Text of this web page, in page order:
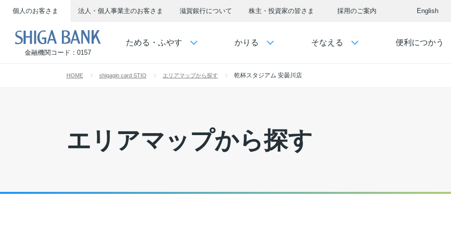
個人のお客さま 法人・個人事業主のお客さま 滋賀銀行について 株主・投資家の皆さま 採用のご案内 English
金融機関コード：0157
ためる・ふやす かりる そなえる 便利につかう
HOME shigagin card STIO エリアマップから探す 乾杯スタジアム 安曇川店
エリアマップから探す